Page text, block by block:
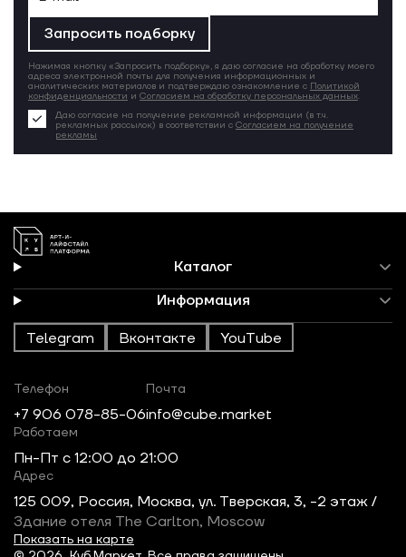
Запросить подборку
Нажимая кнопку «Запросить подборку», я даю согласие на обработку моего
адреса электронной почты для получения информационных и
аналитических материалов и подтверждаю ознакомление с Политикой
конфиденциальности и Согласием на обработку персональных данных.
Даю согласие на получение рекламной информации (в т.ч.
рекламных рассылок) в соответствии с Согласием на получение
рекламы
Каталог
Информация
Telegram Вконтакте YouTube
Телефон
+7 906 078-85-06
Почта
info@cube.market
Работаем
Пн-Пт c 12:00 до 21:00
Адрес
125 009, Россия, Москва, ул. Тверская, 3, -2 этаж /
Здание отеля The Carlton, Moscow
Показать на карте